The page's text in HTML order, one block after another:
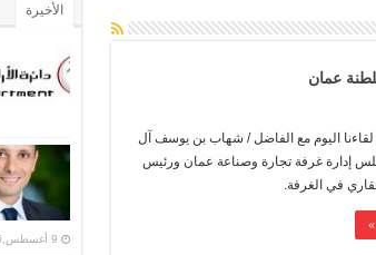
عمان
اليوم مع الفاضل / شهاب بن يوسف آل
إدارة غرفة تجارة وصناعة عمان ورئيس
في الغرفة.
الأخيرة
9 أغسطس,2016